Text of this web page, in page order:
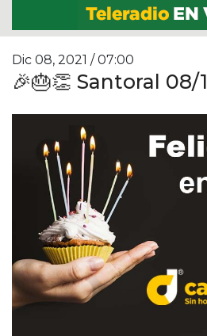
Dic 08, 2021 / 07:00
🎉🎂👏 Santoral 08/